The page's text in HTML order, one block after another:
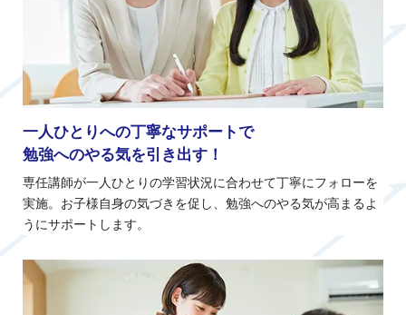
一人ひとりへの丁寧なサポートで
勉強へのやる気を引き出す！
専任講師が一人ひとりの学習状況に合わせて丁寧にフォローを
実施。お子様自身の気づきを促し、勉強へのやる気が高まるよ
うにサポートします。